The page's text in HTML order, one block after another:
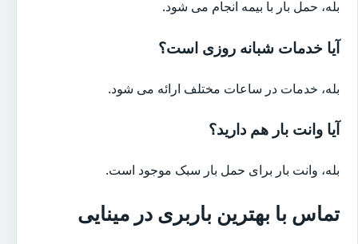
بله، حمل بار با بیمه انجام می شود.
آیا خدمات شبانه روزی است؟
بله، خدمات در ساعات مختلف ارائه می شود.
آیا وانت بار هم دارید؟
بله، وانت بار برای حمل بار سبک موجود است.
تماس با بهترین باربری در مینایی